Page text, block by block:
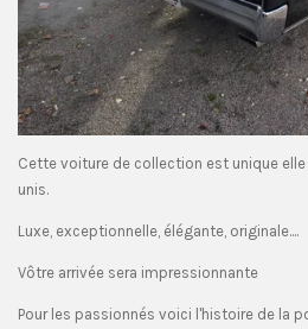
Cette voiture de collection est unique
unis.
Luxe, exceptionnelle, élégante, originale....
Vôtre arrivée sera impressionnante
Pour les passionnés voici l'histoire de la